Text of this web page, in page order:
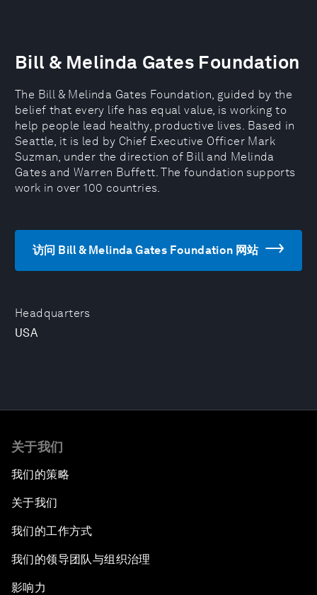
Headquarters
USA
Bill & Melinda Gates Foundation
The Bill & Melinda Gates Foundation, guided by the
belief that every life has equal value, is working to
help people lead healthy, productive lives. Based in
Seattle, it is led by Chief Executive Officer Mark
Suzman, under the direction of Bill and Melinda
Gates and Warren Buffett. The foundation supports
work in over 100 countries.
访问 Bill & Melinda Gates Foundation 网站
关于我们
我们的策略
关于我们
我们的工作方式
我们的领导团队与组织治理
影响力